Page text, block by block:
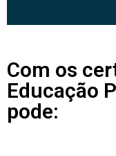
Com os
Educação
pode: